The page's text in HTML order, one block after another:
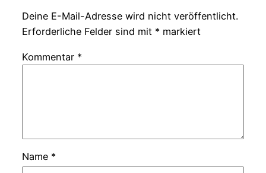
Deine E-Mail-Adresse wird nicht veröffentlicht.
Erforderliche Felder sind mit * markiert
Kommentar *
Name *